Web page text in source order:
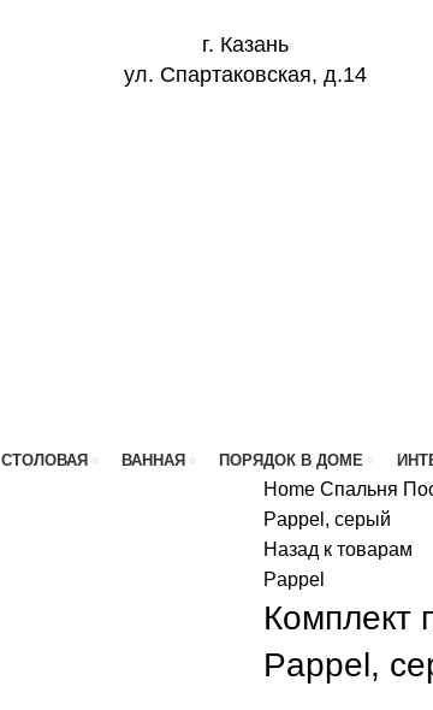
г. Казань
ул. Спартаковская, д.14
СТОЛОВАЯ ВАННАЯ ПОРЯДОК В ДОМЕ
Home Спальня
Pappel, серый
Назад к товарам
Pappel
Комплект
Pappel,